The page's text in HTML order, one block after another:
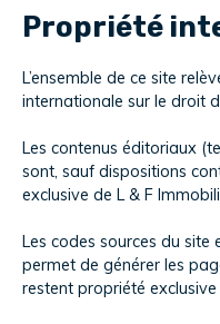
Propriété
L’ensemble de ce site
internationale sur le droit
Les contenus éditoriaux
sont, sauf dispositions
exclusive de L & F
Les codes sources du
permet de générer les
restent propriété